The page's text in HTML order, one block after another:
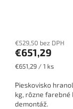
€529,50 bez DPH
€651,29
Jednotková
€651,29 / 1 ks
Pieskovisko
kg, rôzne farebné
demontáž.